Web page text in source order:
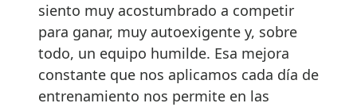
siento muy acostumbrado a competir
para ganar, muy autoexigente y, sobre
todo, un equipo humilde. Esa mejora
constante que nos aplicamos cada día de
entrenamiento nos permite en las